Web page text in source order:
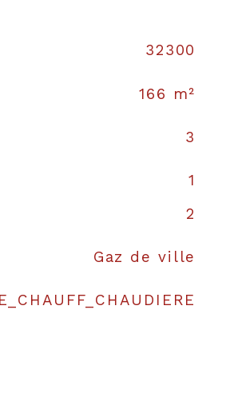
32300
166 m²
3
1
2
Gaz de ville